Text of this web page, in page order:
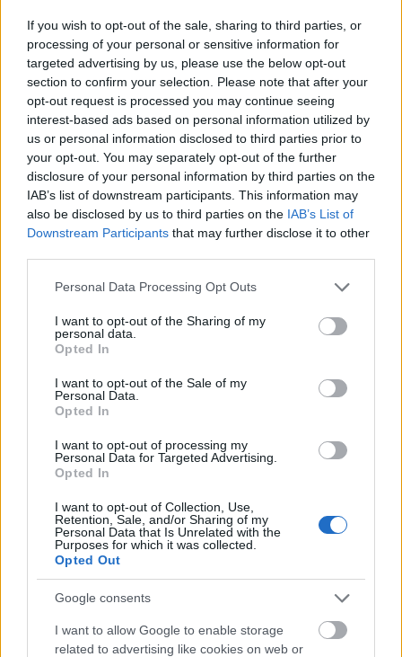
If you wish to opt-out of the sale, sharing to third parties, or
processing of your personal or sensitive information for
targeted advertising by us, please use the below opt-out
section to confirm your selection. Please note that after your
opt-out request is processed you may continue seeing
interest-based ads based on personal information utilized by
us or personal information disclosed to third parties prior to
your opt-out. You may separately opt-out of the further
disclosure of your personal information by third parties on the
IAB’s list of downstream participants. This information may
also be disclosed by us to third parties on the IAB’s List of
Downstream Participants that may further disclose it to other
Please note that this website/app uses one or more Google
not limited to your visit or usage behaviour. You may click to
grant or deny consent to Google and its third-party tags to
use your data for below specified purposes in below Google
consent section.
Personal Data Processing Opt Outs
I want to opt-out of the Sharing of my
personal data.
Opted In
I want to opt-out of the Sale of my
Personal Data.
Opted In
I want to opt-out of processing my
Personal Data for Targeted Advertising.
Opted In
I want to opt-out of Collection, Use,
Retention, Sale, and/or Sharing of my
Personal Data that Is Unrelated with the
Purposes for which it was collected.
Opted Out
Google consents
I want to allow Google to enable storage
related to advertising like cookies on web or
összeköttetés az északi és déli részek között.
A park térképe
Ezek leküzdésére a tervező iroda 3 egyszerű
irányvonalat határozott meg:
Gyönyörű park– A park szépségét kulturális és
természeti sokszínűsége adja, Az építészeti
örökséget és a gazdag növényvilágot összekapcsolva
6 új kertfelületet alakítanak ki és igyekeznek
található nevezetességekkel.